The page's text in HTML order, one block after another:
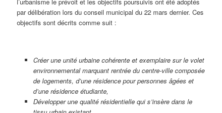
par délibération lors du conseil municipal du 22 mars dernier. Ces
objectifs sont décrits comme suit :
Créer une unité urbaine cohérente et exemplaire sur le volet
environnemental marquant rentrée du centre-ville composée
de logements, d’une résidence pour personnes âgées et
d’une résidence étudiante,
Développer une qualité résidentielle qui s’insère dans le